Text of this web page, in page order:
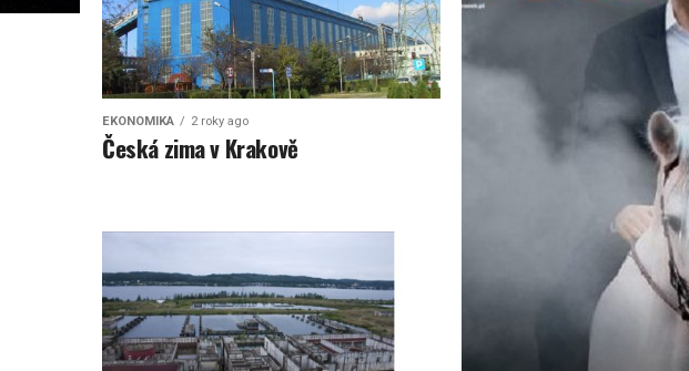
EKONOMIKA 2 roky ago
Česká zima v Krakově